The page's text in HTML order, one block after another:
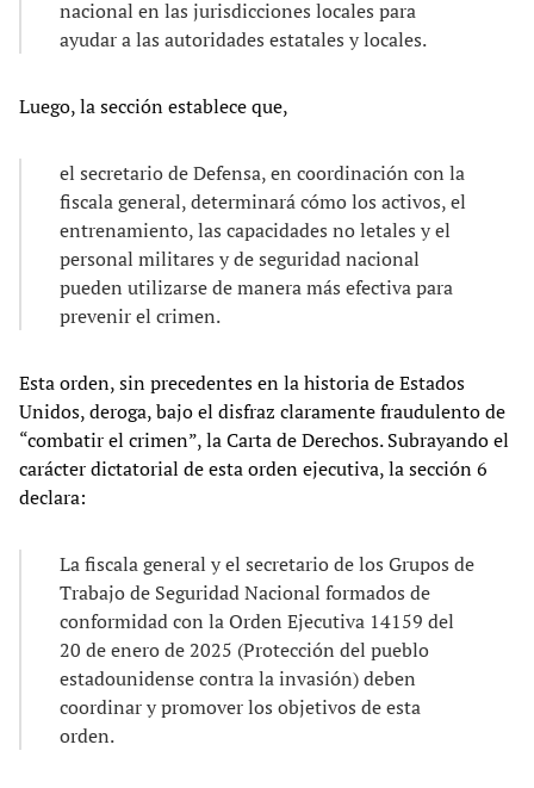
nacional en las jurisdicciones locales para
ayudar a las autoridades estatales y locales.
Luego, la sección establece que,
el secretario de Defensa, en coordinación con la
fiscala general, determinará cómo los activos, el
entrenamiento, las capacidades no letales y el
personal militares y de seguridad nacional
pueden utilizarse de manera más efectiva para
prevenir el crimen.
Esta orden, sin precedentes en la historia de Estados
Unidos, deroga, bajo el disfraz claramente fraudulento de
“combatir el crimen”, la Carta de Derechos. Subrayando el
carácter dictatorial de esta orden ejecutiva, la sección 6
declara:
La fiscala general y el secretario de los Grupos de
Trabajo de Seguridad Nacional formados de
conformidad con la Orden Ejecutiva 14159 del
20 de enero de 2025 (Protección del pueblo
estadounidense contra la invasión) deben
coordinar y promover los objetivos de esta
orden.